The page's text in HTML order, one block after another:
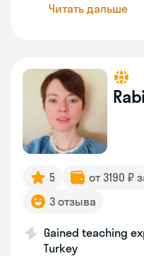
Читать дальше
5 от 3190 ₽
3 отзыва
Gained teaching
Turkey